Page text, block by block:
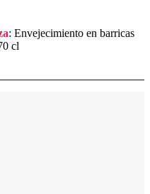
: Envejecimiento en barricas
cl